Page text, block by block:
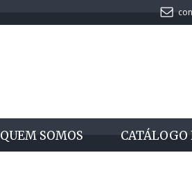
QUEM SOMOS CATÁLOGO